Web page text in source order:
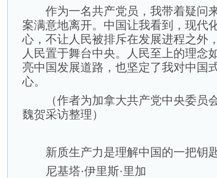
作为一名共产党员，我带着疑问
案满意地离开。中国让我看到，现代
心，不让人民被排斥在发展进程之外
人民置于舞台中央。人民至上的理念
亮中国发展道路，也坚定了我对中国
心。
（作者为加拿大共产党中央委员
魏贺采访整理）
新质生产力是理解中国的一把钥
尼基塔·伊里斯·里加